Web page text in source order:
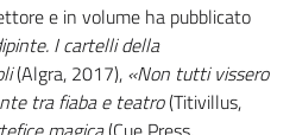
e in volume ha pubblicato
I cartelli della
(Algra, 2017), «Non tutti vissero
tra fiaba e teatro(Titivillus,